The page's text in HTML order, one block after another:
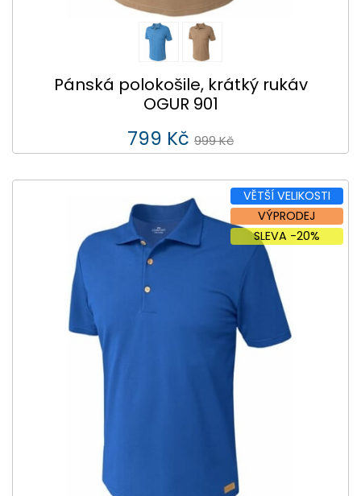
Pánská polokošile, krátký rukáv
OGUR 901
799 Kč 999 Kč
VĚTŠÍ VELIKOSTI
VÝPRODEJ
SLEVA -20%